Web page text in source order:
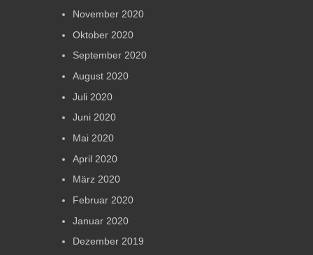
November 2020
Oktober 2020
September 2020
August 2020
Juli 2020
Juni 2020
Mai 2020
April 2020
März 2020
Februar 2020
Januar 2020
Dezember 2019